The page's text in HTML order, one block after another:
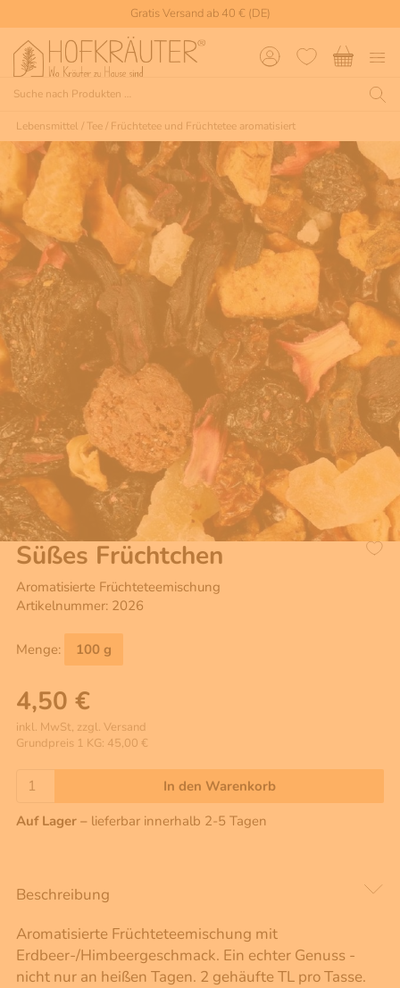
Gratis Versand ab 40 € (DE)
Lebensmittel / Tee/ Früchtetee und Früchtetee aromatisiert
Süßes Früchtchen
Aromatisierte Früchteteemischung
Artikelnummer: 2026
Menge: 100 g
4,50 €
inkl. MwSt, zzgl. Versand
Grundpreis 1 KG: 45,00 €
In den Warenkorb
Auf Lager – lieferbar innerhalb 2-5 Tagen
Beschreibung
Aromatisierte Früchteteemischung mit
Erdbeer-/Himbeergeschmack. Ein echter Genuss -
nicht nur an heißen Tagen. 2 gehäufte TL pro Tasse.